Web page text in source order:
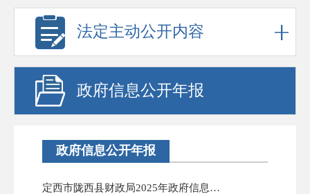
法定主动公开内容
政府信息公开年报
政府信息公开年报
定西市陇西县财政局2025年政府信息公开工作年度报告